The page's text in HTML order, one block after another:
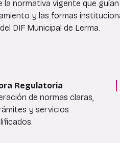
la normativa vigente que guían
y las formas
del DIF Municipal de Lerma.
Regulatoria
de normas claras,
y servicios